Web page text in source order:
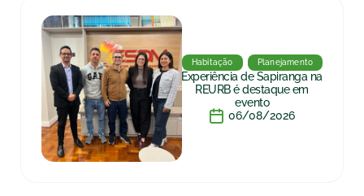
Habitação Planejamento
Experiência de Sapiranga na
REURB é destaque em
evento
06/08/2026